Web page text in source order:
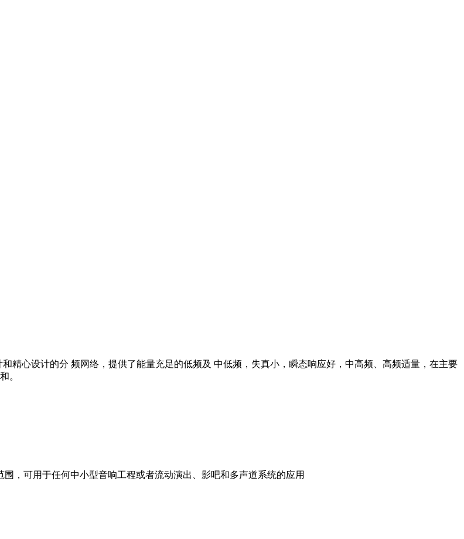
精心设计的分 频网络，提供了能量充足的低频及 中低频，失真小，瞬态响应好，中高频、高频适量，在主要
。
，可用于任何中小型音响工程或者流动演出、影吧和多声道系统的应用